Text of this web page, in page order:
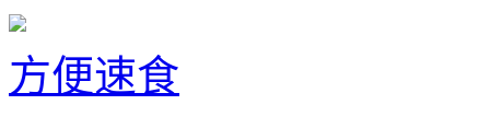
方便速食